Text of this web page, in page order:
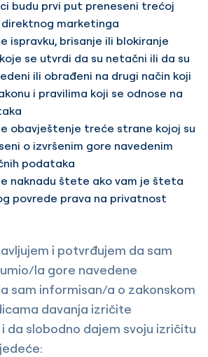
budu prvi put preneseni trećoj
direktnog marketinga
ispravku, brisanje ili blokiranje
se utvrdi da su netačni ili da su
ili obrađeni na drugi način koji
i pravilima koji se odnose na
obavještenje treće strane kojoj su
o izvršenim gore navedenim
podataka
naknadu štete ako vam je šteta
povrede prava na privatnost
i potvrđujem da sam
la gore navedene
sam informisan/a o zakonskom
davanja izričite
da slobodno dajem svoju izričitu